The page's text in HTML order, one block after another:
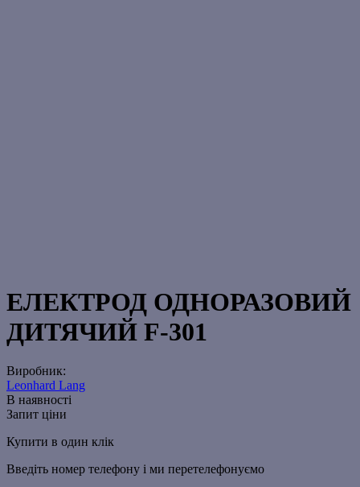
ЕЛЕКТРОД ОДНОРАЗОВИЙ
ДИТЯЧИЙ F-301
Виробник:
Leonhard Lang
В наявності
Запит ціни
Купити в один клік
Введіть номер телефону і ми перетелефонуємо